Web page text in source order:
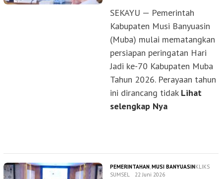
SEKAYU — Pemerintah
Kabupaten Musi Banyuasin
(Muba) mulai mematangkan
persiapan peringatan Hari
Jadi ke-70 Kabupaten Muba
Tahun 2026. Perayaan tahun
ini dirancang tidak Lihat
selengkap Nya
PEMERINTAHAN,MUSI BANYUASINKLIKS
SUMSEL
22 Juni 2026